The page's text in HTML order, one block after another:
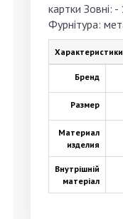
картки Зовні: -
Фурнітура:
Характеристики
Бренд
Размер
Материал
изделия
Внутрішній
матеріал